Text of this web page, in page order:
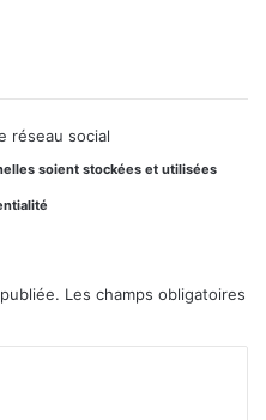
réseau social
soient stockées et utilisées
Les champs obligatoires